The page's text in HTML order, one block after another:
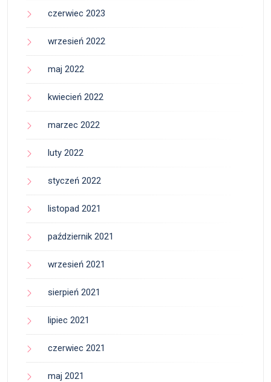
czerwiec 2023
wrzesień 2022
maj 2022
kwiecień 2022
marzec 2022
luty 2022
styczeń 2022
listopad 2021
październik 2021
wrzesień 2021
sierpień 2021
lipiec 2021
czerwiec 2021
maj 2021